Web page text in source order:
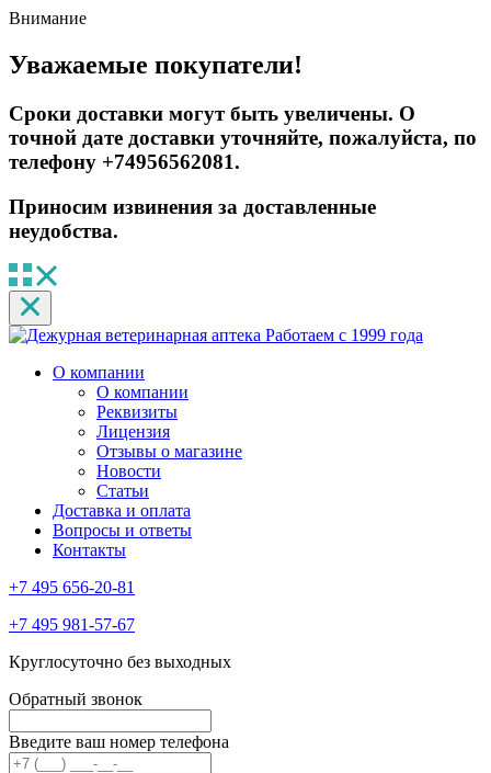
Внимание
Уважаемые покупатели!
Сроки доставки могут быть увеличены. О
точной дате доставки уточняйте, пожалуйста, по
телефону +74956562081.
Приносим извинения за доставленные
неудобства.
Работаем с 1999 года
О компании
О компании
Реквизиты
Лицензия
Отзывы о магазине
Новости
Статьи
Доставка и оплата
Вопросы и ответы
Контакты
+7 495 656-20-81
+7 495 981-57-67
Круглосуточно без выходных
Обратный звонок
Введите ваш номер телефона